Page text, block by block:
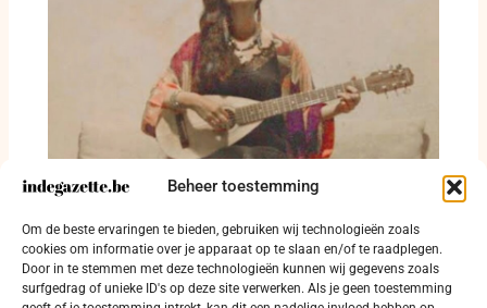
Beheer toestemming
Om de beste ervaringen te bieden, gebruiken wij technologieën zoals
cookies om informatie over je apparaat op te slaan en/of te raadplegen.
Door in te stemmen met deze technologieën kunnen wij gegevens zoals
surfgedrag of unieke ID's op deze site verwerken. Als je geen toestemming
Deborah Rose geeft extra schuurconcert in
Leke
31 juli 2026